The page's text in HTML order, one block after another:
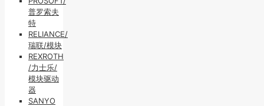
普罗索夫
特
RELIANCE/
瑞联/模块
REXROTH
/力士乐/
模块驱动
器
SANYO